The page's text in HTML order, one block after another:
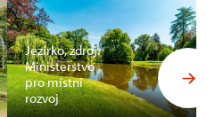
Jezírko, zdroj:
Ministerstvo
pro místní
rozvoj